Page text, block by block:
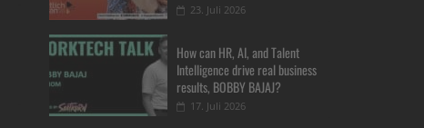
23. Juli 2026
How can HR, AI, and Talent
Intelligence drive real business
results, BOBBY BAJAJ?
17. Juli 2026